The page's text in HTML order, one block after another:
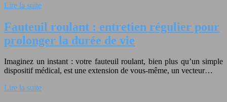
Lire la suite
Fauteuil roulant : entretien régulier pour
prolonger la durée de vie
Imaginez un instant : votre fauteuil roulant, bien plus qu’un simple
dispositif médical, est une extension de vous-même, un vecteur…
Lire la suite